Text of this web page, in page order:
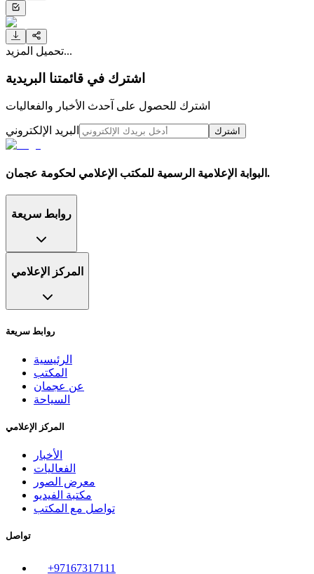
تحميل المزيد...
اشترك في قائمتنا البريدية
اشترك للحصول على آحدث الأخبار والفعاليات
البريد الإلكتروني اشترك
البوابة الإعلامية الرسمية للمكتب الإعلامي لحكومة عجمان.
روابط سريعة
المركز الإعلامي
روابط سريعة
الرئيسية
المكتب
عن عجمان
السياحة
المركز الإعلامي
الأخبار
الفعاليات
معرض الصور
مكتبة الفيديو
تواصل مع المكتب
تواصل
+97167317111